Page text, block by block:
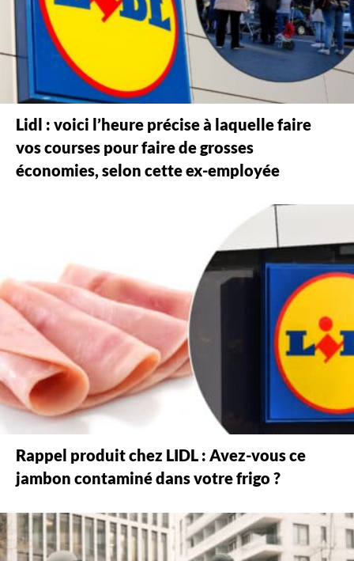
Lidl : voici l’heure précise à laquelle faire
vos courses pour faire de grosses
économies, selon cette ex-employée
Rappel produit chez LIDL : Avez-vous ce
jambon contaminé dans votre frigo ?